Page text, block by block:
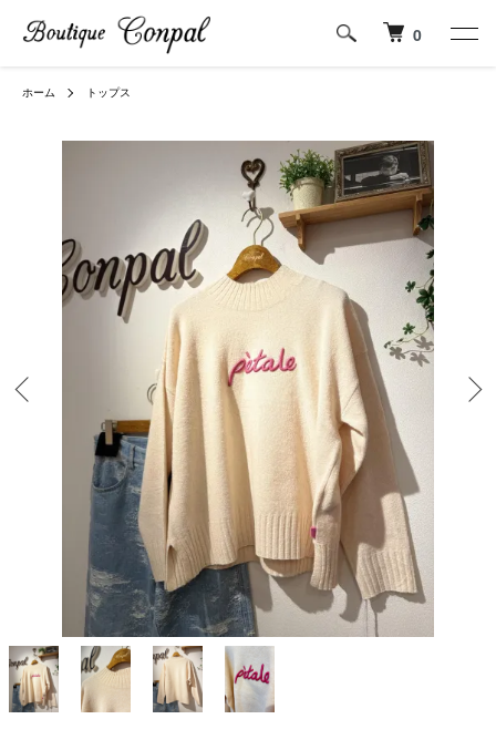
0
ホーム トップス